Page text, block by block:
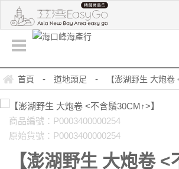
首頁 - 道地頭足 - 【澎湖野生 大炮卷
商品編號：P0003400000254
原始貨號：P0003400000254
【澎湖野生 大炮卷 <